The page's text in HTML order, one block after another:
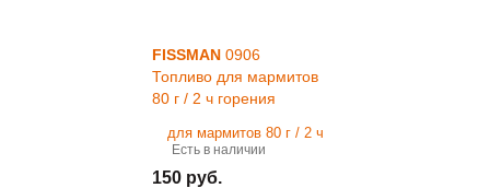
FISSMAN 0906
Топливо для мармитов
80 г / 2 ч горения
Есть в наличии
150 руб.